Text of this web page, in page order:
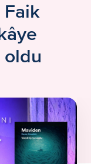
Faik
oldu